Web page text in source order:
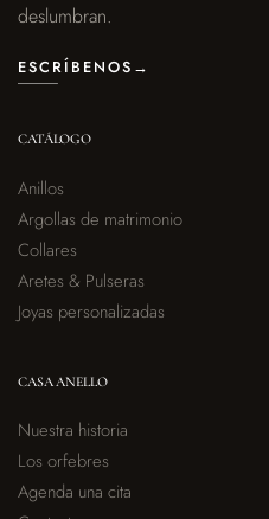
deslumbran.
ESCRÍBENOS →
CATÁLOGO
Anillos
Argollas de matrimonio
Collares
Aretes & Pulseras
Joyas personalizadas
CASA ANELLO
Nuestra historia
Los orfebres
Agenda una cita